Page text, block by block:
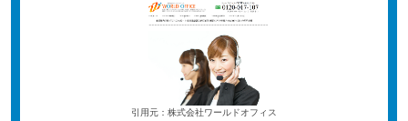
引用元：株式会社ワールドオフィス